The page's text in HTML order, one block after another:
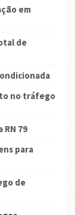
em
de
no tráfego
79
para
de